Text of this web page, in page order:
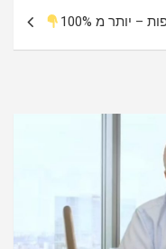
יותר מ 100%